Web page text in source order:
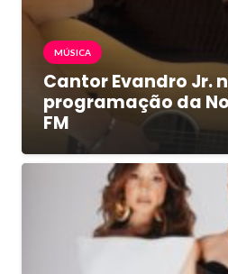
MÚSICA
Cantor Evandro Jr.
programação da
FM